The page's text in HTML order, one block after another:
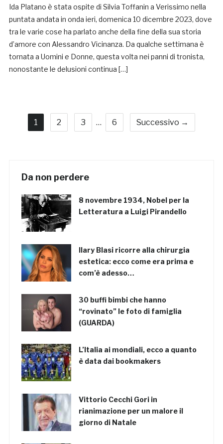
Ida Platano è stata ospite di Silvia Toffanin a Verissimo nella
puntata andata in onda ieri, domenica 10 dicembre 2023, dove
tra le varie cose ha parlato anche della fine della sua storia
d’amore con Alessandro Vicinanza. Da qualche settimana è
tornata a Uomini e Donne, questa volta nei panni di tronista,
nonostante le delusioni continua […]
1 2 3 … 6 Successivo →
Da non perdere
8 novembre 1934, Nobel per la
Letteratura a Luigi Pirandello
Ilary Blasi ricorre alla chirurgia
estetica: ecco come era prima e
com’è adesso…
30 buffi bimbi che hanno
“rovinato” le foto di famiglia
(GUARDA)
L’Italia ai mondiali, ecco a quanto
è data dai bookmakers
Vittorio Cecchi Gori in
rianimazione per un malore il
giorno di Natale